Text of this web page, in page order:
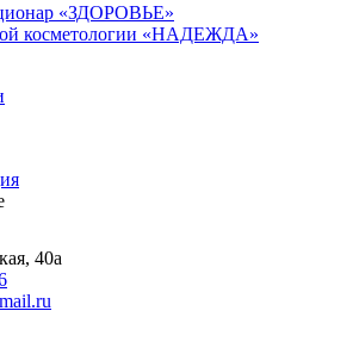
«ЗДОРОВЬЕ»
косметологии «НАДЕЖДА»
40а